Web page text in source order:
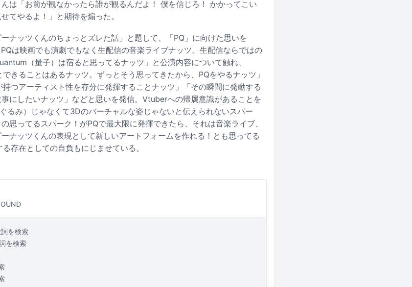
は「お前が観なかったら誰が観るんだよ！ 僕を信じろ！ かかってこい
てやるよ！」と期待を煽った。
ナッツくんのちょっとズレた話」と題して、「PQ」に向けた思いを
は映画でも演劇でもなく生配信の音楽ライブナッツ。生配信ならではの
（量子）は宿ると思ってるナッツ」と公演内容について触れ、
きることはあるナッツ。ずっとそう思ってきたから、PQをやるナッツ」
持つアーティスト性を存分に発揮することナッツ」「その瞬間に発動する
にしたいナッツ」などと思いを発信。Vtuberへの帰属意識があることを
るみ）じゃなくて3Dのバーチャルな姿じゃないと伝えられないスパー
思ってるスパーク！がPQで最大限に発揮できたら、それは音楽ライブ、
ナッツくんの表現として新しいアートフォームを作れる！とも思ってる
存在としての自負もにじませている。
を検索
を検索